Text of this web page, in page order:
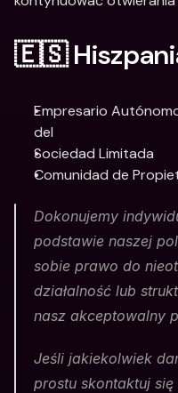
🇪🇸
Empresario
del
Sociedad Limitada
Comunidad de
Dokonujemy
podstawie naszej
sobie prawo do
działalność lub
nasz akceptowalny
Jeśli jakiekolwiek
prostu skontaktuj